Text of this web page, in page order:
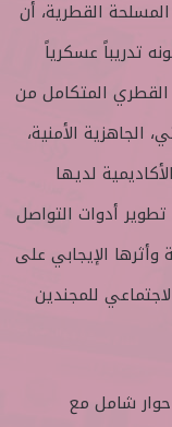
المسلحة القطرية، أن
تدريباً عسكرياً
القطري المتكامل من
الجاهزية الأمنية،
لديها
أدوات التواصل
الإيجابي على
للمجندين
شامل مع